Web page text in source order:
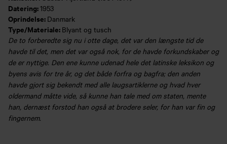
Datering:1953
Oprindelse: Danmark
Type/Materiale: Blyant og tusch
De to forberedte sig nu i otte dage, det var den længste tid de
havde til det, men det var også nok, for de havde forkundskaber og
de er nyttige. Den ene kunne udenad hele det latinske leksikon og
byens avis for tre år, og det både forfra og bagfra; den anden
havde gjort sig bekendt med alle laugsartiklerne og hvad hver
oldermand måtte vide, så kunne han tale med om staten, mente
han, dernæst forstod han også at brodere seler, for han var fin og
fingernem.